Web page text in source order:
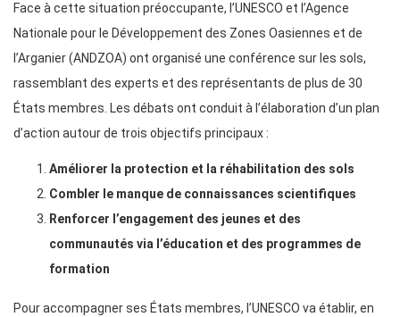
Face à cette situation préoccupante, l’UNESCO et l’Agence
Nationale pour le Développement des Zones Oasiennes et de
l’Arganier (ANDZOA) ont organisé une conférence sur les sols,
rassemblant des experts et des représentants de plus de 30
États membres. Les débats ont conduit à l’élaboration d’un plan
d’action autour de trois objectifs principaux :
Améliorer la protection et la réhabilitation des sols
Combler le manque de connaissances scientifiques
Renforcer l’engagement des jeunes et des
communautés via l’éducation et des programmes de
formation
Pour accompagner ses États membres, l’UNESCO va établir, en